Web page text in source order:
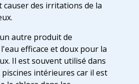
causer des irritations de la
autre produit de
efficace et doux pour la
Il est souvent utilisé dans
piscines intérieures car il est